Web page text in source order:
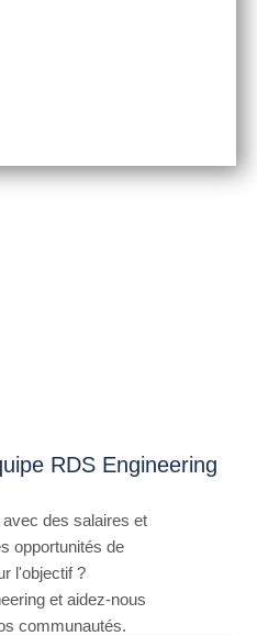
RDS Engineering
des salaires et
opportunités de
l'objectif ?
et aidez-nous
communautés.